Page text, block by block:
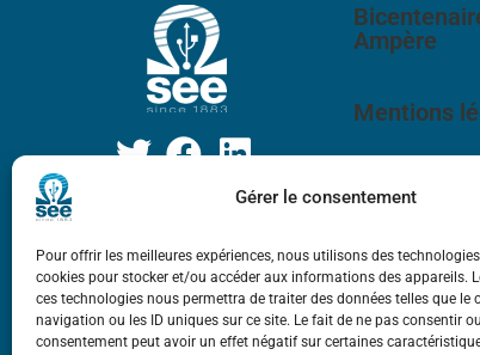
Gérer le consentement
Pour offrir les meilleures expériences, nous utilisons des
cookies pour stocker et/ou accéder aux informations des appareils.
ces technologies nous permettra de traiter des données telles que le
navigation ou les ID uniques sur ce site. Le fait de ne pas consentir
consentement peut avoir un effet négatif sur certaines
Ampère
Mentions